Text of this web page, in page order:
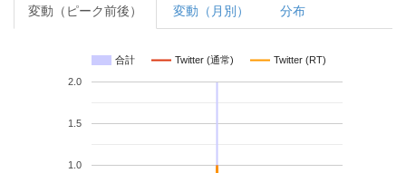
変動（ピーク前後） 変動（月別） 分布
合計 Twitter (通常) Twitter (RT)
1.0
1.5
2.0